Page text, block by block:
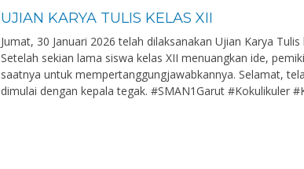
UJIAN KARYA TULIS KELAS XII
Jumat, 30 Januari 2026 telah dilaksanakan Ujian Karya
Setelah sekian lama siswa kelas XII menuangkan ide,
saatnya untuk mempertanggungjawabkannya. Selamat,
dimulai dengan kepala tegak. #SMAN1Garut #Kokulikuler